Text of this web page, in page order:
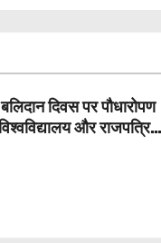
दिवस पर पौधारोपण
और राजपत्रित
उठी मांग